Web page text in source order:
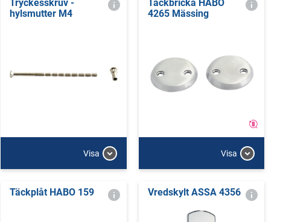
Tryckesskruv -
hylsmutter M4
Visa
Täckbricka HABO
4265 Mässing
Visa
Täckplåt HABO 159 Vredskylt ASSA 4356